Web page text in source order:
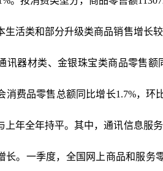
生活类和部分升级类商品销售增长
讯器材类、金银珠宝类商品零售额
消费品零售总额同比增长1.7%，环
上年全年持平。其中，通讯信息服
长。一季度，全国网上商品和服务